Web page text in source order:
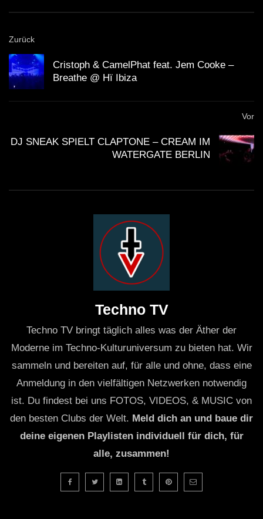
Zurück
Cristoph & CamelPhat feat. Jem Cooke –
Breathe @ Hï Ibiza
Vor
DJ SNEAK SPIELT CLAPTONE – CREAM IM
WATERGATE BERLIN
Techno TV
Techno TV bringt täglich alles was der Äther der
Moderne im Techno-Kulturuniversum zu bieten hat. Wir
sammeln und bereiten auf, für alle und ohne, dass eine
Anmeldung in den vielfältigen Netzwerken notwendig
ist. Du findest bei uns FOTOS, VIDEOS, & MUSIC von
den besten Clubs der Welt. Meld dich an und baue dir
deine eigenen Playlisten individuell für dich, für
alle, zusammen!